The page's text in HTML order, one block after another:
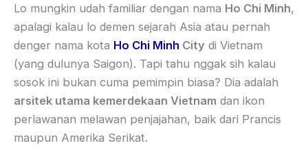
Lo mungkin udah familiar dengan nama Ho Chi Minh,
apalagi kalau lo demen sejarah Asia atau pernah
denger nama kota Ho Chi Minh City di Vietnam
(yang dulunya Saigon). Tapi tahu nggak sih kalau
sosok ini bukan cuma pemimpin biasa? Dia adalah
arsitek utama kemerdekaan Vietnam dan ikon
perlawanan melawan penjajahan, baik dari Prancis
maupun Amerika Serikat.